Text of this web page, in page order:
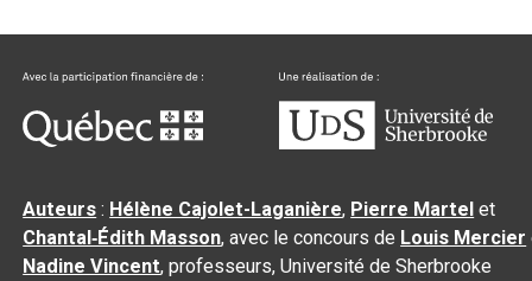
Auteurs : Hélène Cajolet-Laganière, Pierre Martel et
Chantal‑Édith Masson, avec le concours de Louis Mercier
Nadine Vincent, professeurs, Université de Sherbrooke